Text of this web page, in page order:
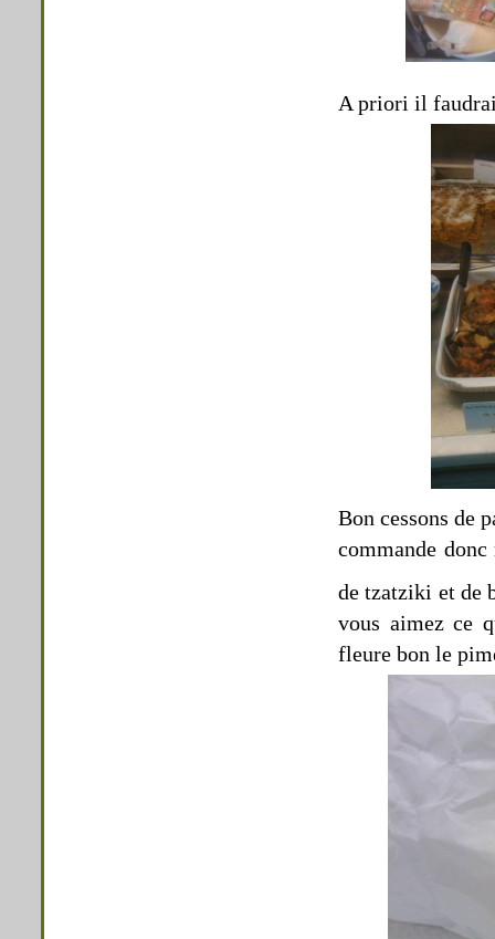
A priori il
Bon cessons de
commande
de tzatziki et de
vous aimez ce
fleure bon le